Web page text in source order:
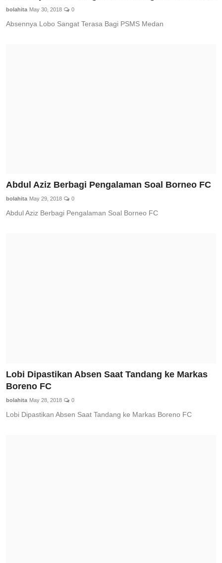
bolahita May 30, 2018 0
Absennya Lobo Sangat Terasa Bagi PSMS Medan
Abdul Aziz Berbagi Pengalaman Soal Borneo FC
bolahita May 29, 2018 0
Abdul Aziz Berbagi Pengalaman Soal Borneo FC
Lobi Dipastikan Absen Saat Tandang ke Markas
Boreno FC
bolahita May 28, 2018 0
Lobi Dipastikan Absen Saat Tandang ke Markas Boreno FC